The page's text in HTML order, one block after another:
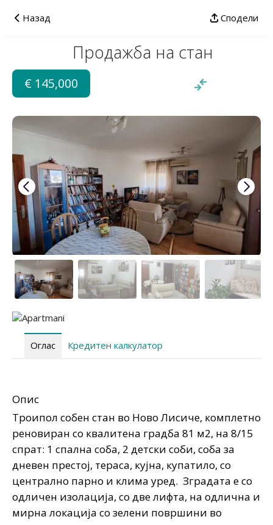
Назад Сподели
Продажба на стан
€ 145,000
Оглас Кредитен калкулатор
Опис
Троипол собен стан во Ново Лисиче, комплетно
реновиран со квалитена градба 81 м2, на 8/15
спрат: 1 спална соба, 2 детски соби, соба за
дневен престој, тераса, кујна, купатило, со
централно парно и клима уред. Зградата е со
одличен изолација, со две лифта, на одлична и
мирна локација со зелени површини во